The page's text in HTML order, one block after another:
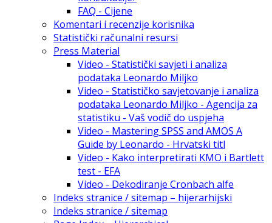
FAQ - Cijene
Komentari i recenzije korisnika
Statistički računalni resursi
Press Material
Video - Statistički savjeti i analiza
podataka Leonardo Miljko
Video - Statističko savjetovanje i analiza
podataka Leonardo Miljko - Agencija za
statistiku - Vaš vodič do uspjeha
Video - Mastering SPSS and AMOS A
Guide by Leonardo - Hrvatski titl
Video - Kako interpretirati KMO i Bartlett
test - EFA
Video - Dekodiranje Cronbach alfe
Indeks stranice / sitemap – hijerarhijski
Indeks stranice / sitemap